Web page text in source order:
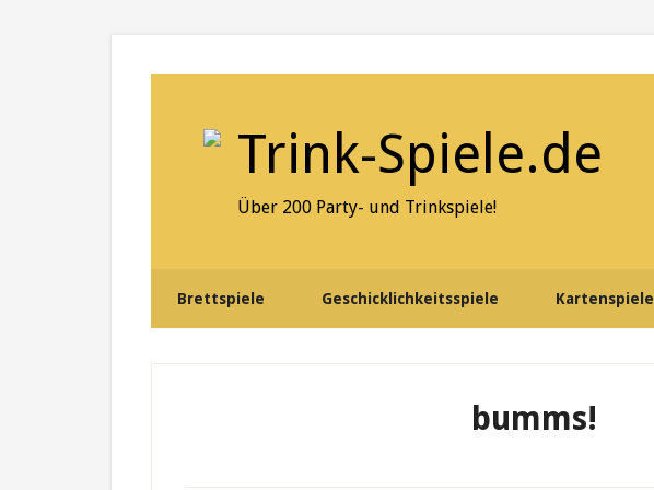
Trink-Spiele.de
Über 200 Party- und Trinkspiele!
Brettspiele Geschicklichkeitsspiele Kartenspiele
bumms!